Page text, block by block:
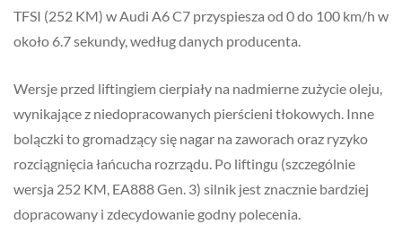
TFSI (252 KM) w Audi A6 C7 przyspiesza od 0 do 100 km/h w
około 6.7 sekundy, według danych producenta.
Wersje przed liftingiem cierpiały na nadmierne zużycie oleju,
wynikające z niedopracowanych pierścieni tłokowych. Inne
bolączki to gromadzący się nagar na zaworach oraz ryzyko
rozciągnięcia łańcucha rozrządu. Po liftingu (szczególnie
wersja 252 KM, EA888 Gen. 3) silnik jest znacznie bardziej
dopracowany i zdecydowanie godny polecenia.